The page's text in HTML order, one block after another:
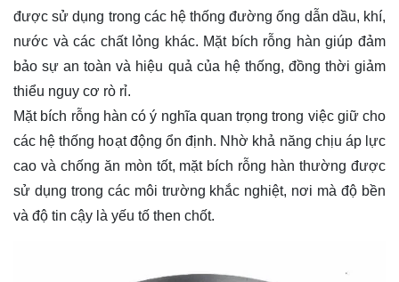
được sử dụng trong các hệ thống đường ống dẫn dầu, khí,
nước và các chất lỏng khác. Mặt bích rỗng hàn giúp đảm
bảo sự an toàn và hiệu quả của hệ thống, đồng thời giảm
thiểu nguy cơ rò rỉ.
Mặt bích rỗng hàn có ý nghĩa quan trọng trong việc giữ cho
các hệ thống hoạt động ổn định. Nhờ khả năng chịu áp lực
cao và chống ăn mòn tốt, mặt bích rỗng hàn thường được
sử dụng trong các môi trường khắc nghiệt, nơi mà độ bền
và độ tin cậy là yếu tố then chốt.